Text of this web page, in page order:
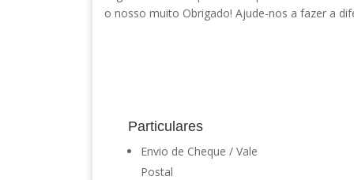
o nosso muito Obrigado! Ajude-nos a fazer a
Particulares
Envio de Cheque / Vale
Postal